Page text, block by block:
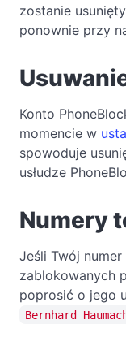
zostanie
ponownie przy
Konto
momencie w
spowoduje
usłudze
Numery
Jeśli Twój
zablokowanych
poprosić o jego
Bernhard